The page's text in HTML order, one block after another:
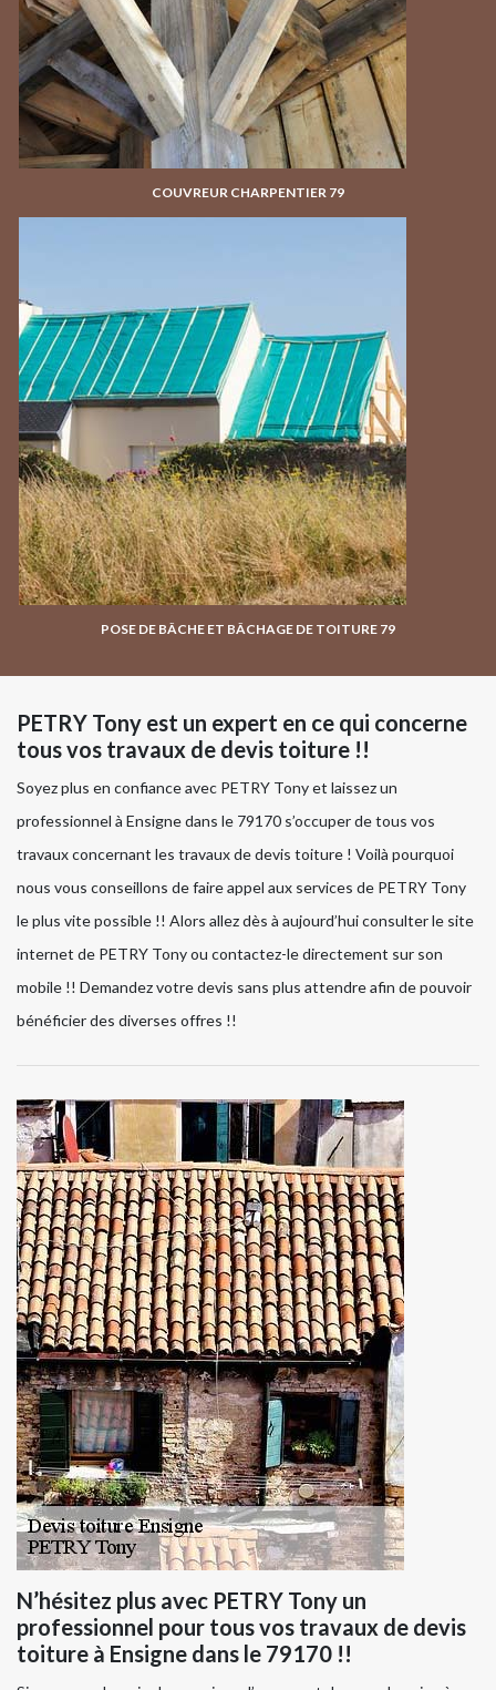
COUVREUR CHARPENTIER 79
POSE DE BÂCHE ET BÂCHAGE DE TOITURE 79
PETRY Tony est un expert en ce qui concerne
tous vos travaux de devis toiture !!
Soyez plus en confiance avec PETRY Tony et laissez un
professionnel à Ensigne dans le 79170 s’occuper de tous vos
travaux concernant les travaux de devis toiture ! Voilà pourquoi
nous vous conseillons de faire appel aux services de PETRY Tony
le plus vite possible !! Alors allez dès à aujourd’hui consulter le site
internet de PETRY Tony ou contactez-le directement sur son
mobile !! Demandez votre devis sans plus attendre afin de pouvoir
bénéficier des diverses offres !!
N’hésitez plus avec PETRY Tony un
professionnel pour tous vos travaux de devis
toiture à Ensigne dans le 79170 !!